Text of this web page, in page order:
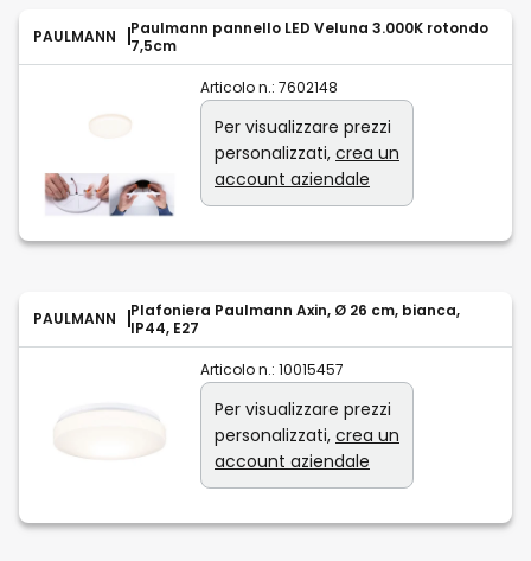
PAULMANN
Paulmann pannello LED Veluna 3.000K rotondo
7,5cm
Articolo n.: 7602148
Per visualizzare prezzi
personalizzati, crea un
account aziendale
PAULMANN
Plafoniera Paulmann Axin, Ø 26 cm, bianca,
IP44, E27
Articolo n.: 10015457
Per visualizzare prezzi
personalizzati, crea un
account aziendale